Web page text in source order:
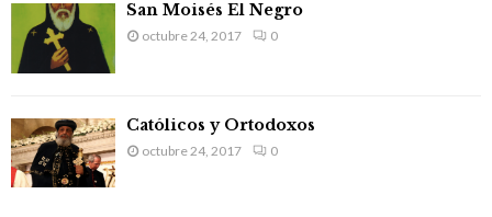
San Moisés El Negro
octubre 24, 2017 0
Católicos y Ortodoxos
octubre 24, 2017 0